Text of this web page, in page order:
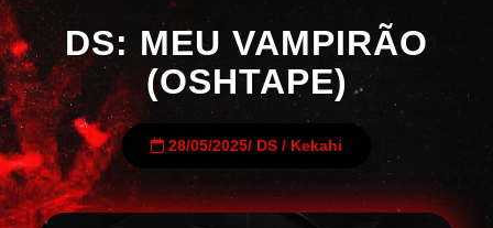
DS: MEU VAMPIRÃO
(OSHTAPE)
28/05/2025/ DS / Kekahi